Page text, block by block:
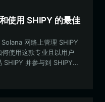
使用 SHIPY 的最佳
网络上管理 SHIPY
使用这款专业且以用户
SHIPY 并参与到 SHIPY